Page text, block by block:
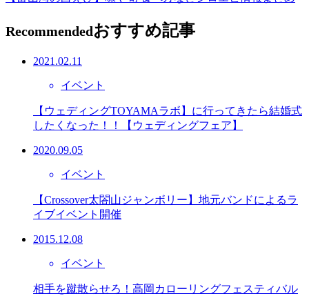
Recommendedおすすめ記事
2021.02.11
イベント
【ウェディングTOYAMAラボ】に行ってきたら結婚式
したくなった！！【ウェディングフェア】
2020.09.05
イベント
【Crossover太閤山ジャンボリー】地元バンドによるラ
イブイベント開催
2015.12.08
イベント
相手を蹴散らせろ！高岡カローリングフェスティバル